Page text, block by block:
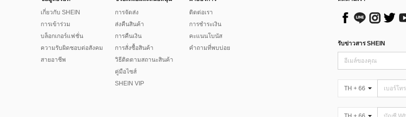
เกี่ยวกับ SHEIN
การเข้าร่วม
บล็อกเกอร์แฟชั่น
ความรับผิดชอบต่อสังคม
สายอาชีพ
การจัดส่ง
ส่งคืนสินค้า
การคืนเงิน
การสั่งซื้อสินค้า
วิธีติดตามสถานะสินค้า
คู่มือไซส์
SHEIN VIP
ติดต่อเรา
การชำระเงิน
คะแนนโบนัส
คำถามที่พบบ่อย
รับข่าวสาร SHEIN
TH + 66